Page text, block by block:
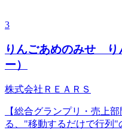
3
りんごあめのみせ り
ー）
株式会社ＲＥＡＲＳ
【総合グランプリ・売上
る、"移動するだけで行列